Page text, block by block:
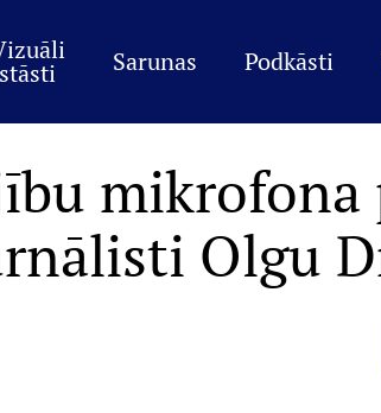
stāsti Sarunas Podkāsti
mikrofona
Olgu